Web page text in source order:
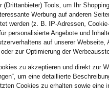
Tools, um Ihr
Werbung auf anderen
werden (z. B. IP-Adressen,
personalisierte Angebote und
auf unserer Webseite,
zur Optimierung der
zu akzeptieren und direkt zur
um eine detaillierte
Cookies zu erhalten sowie eine